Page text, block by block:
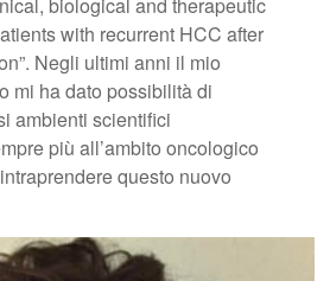
with recurrent HCC after
Negli ultimi anni il mio
mi ha dato possibilità di
ambienti scientifici
più all’ambito oncologico
questo nuovo